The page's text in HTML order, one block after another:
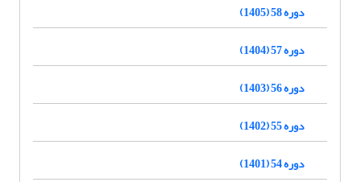
دوره 58 (1405)
دوره 57 (1404)
دوره 56 (1403)
دوره 55 (1402)
دوره 54 (1401)